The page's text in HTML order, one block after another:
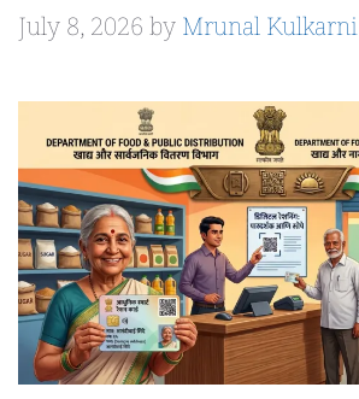
July 8, 2026byMrunal Kulkarni